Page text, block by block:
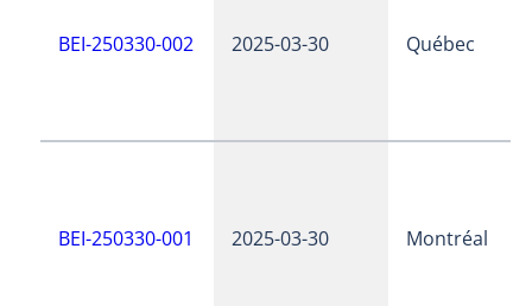
BEI-250330-002 2025-03-30 Québec
BEI-250330-001 2025-03-30 Montréal